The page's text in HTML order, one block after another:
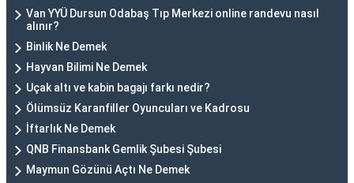
Van YYÜ Dursun Odabaş Tıp Merkezi online randevu nasıl
alınır?
Binlik Ne Demek
Hayvan Bilimi Ne Demek
Uçak altı ve kabin bagajı farkı nedir?
Ölümsüz Karanfiller Oyuncuları ve Kadrosu
İftarlık Ne Demek
QNB Finansbank Gemlik Şubesi Şubesi
Maymun Gözünü Açtı Ne Demek